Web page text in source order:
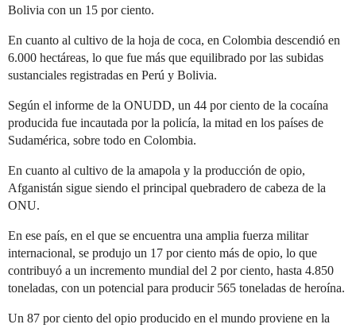
Bolivia con un 15 por ciento.
En cuanto al cultivo de la hoja de coca, en Colombia descendió en
6.000 hectáreas, lo que fue más que equilibrado por las subidas
sustanciales registradas en Perú y Bolivia.
Según el informe de la ONUDD, un 44 por ciento de la cocaína
producida fue incautada por la policía, la mitad en los países de
Sudamérica, sobre todo en Colombia.
En cuanto al cultivo de la amapola y la producción de opio,
Afganistán sigue siendo el principal quebradero de cabeza de la
ONU.
En ese país, en el que se encuentra una amplia fuerza militar
internacional, se produjo un 17 por ciento más de opio, lo que
contribuyó a un incremento mundial del 2 por ciento, hasta 4.850
toneladas, con un potencial para producir 565 toneladas de heroína.
Un 87 por ciento del opio producido en el mundo proviene en la